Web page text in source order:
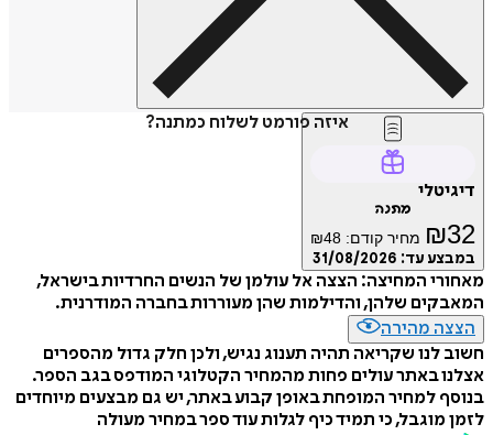
איזה פורמט לשלוח כמתנה?
דיגיטלי
מתנה
₪32 מחיר קודם: ₪48
במבצע עד: 31/08/2026
מאחורי המחיצה: הצצה אל עולמן של הנשים החרדיות בישראל,
המאבקים שלהן, והדילמות שהן מעוררות בחברה המודרנית.
הצצה מהירה
חשוב לנו שקריאה תהיה תענוג נגיש, ולכן חלק גדול מהספרים
אצלנו באתר עולים פחות מהמחיר הקטלוגי המודפס בגב הספר.
בנוסף למחיר המופחת באופן קבוע באתר, יש גם מבצעים מיוחדים
לזמן מוגבל, כי תמיד כיף לגלות עוד ספר במחיר מעולה